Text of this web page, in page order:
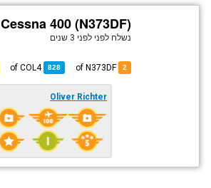
Cessna 400 (N373DF)
נשלח לפני לפני 3 שנים
2
of N373DF
828
of
COL4
Oliver Richter